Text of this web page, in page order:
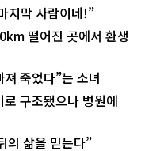
지막 사람이네!”
떨어진 곳에서 환생
죽었다”는 소녀
구조됐으나 병원에
의 삶을 믿는다”